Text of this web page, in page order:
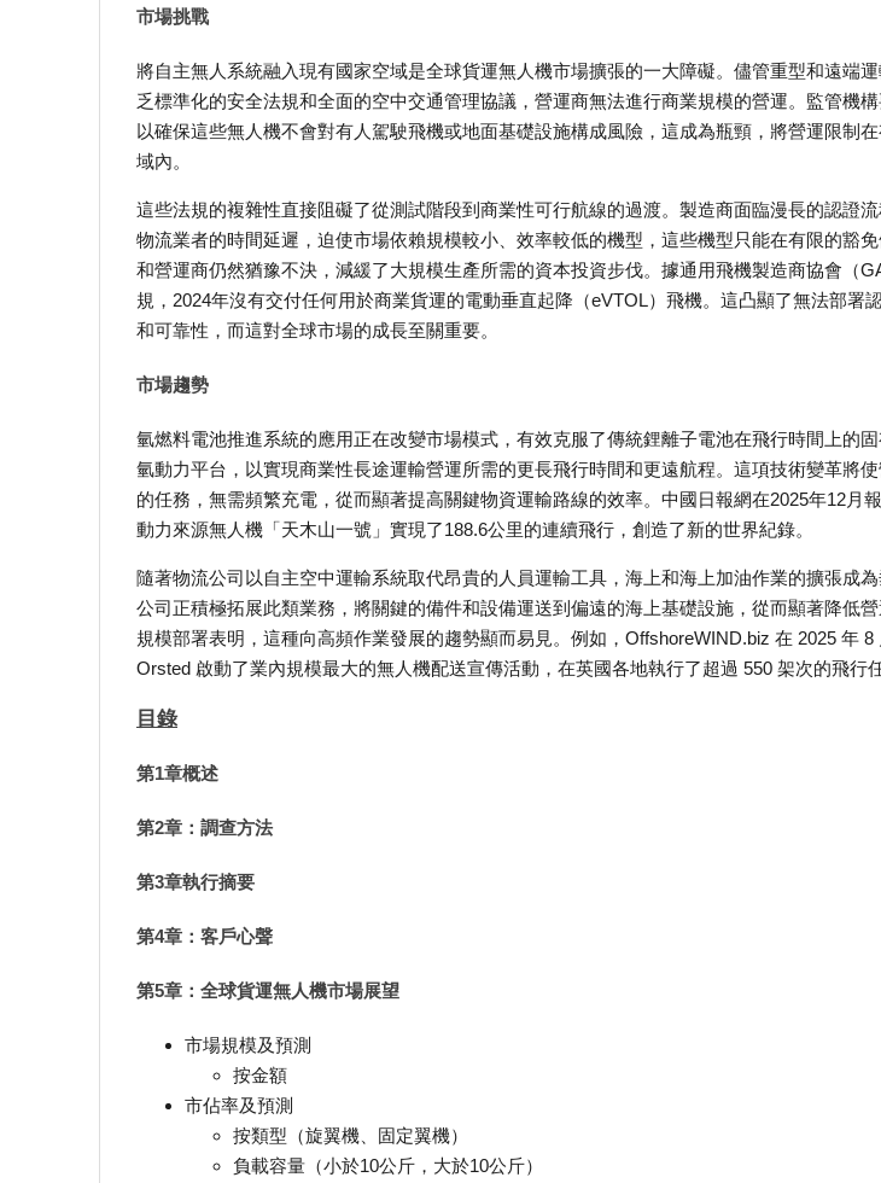
市場挑戰
將自主無人系統融入現有國家空域是全球貨運無人機市場擴張的一大障礙。儘管重型和遠端
乏標準化的安全法規和全面的空中交通管理協議，營運商無法進行商業規模的營運。監管機
以確保這些無人機不會對有人駕駛飛機或地面基礎設施構成風險，這成為瓶頸，將營運限制
域內。
這些法規的複雜性直接阻礙了從測試階段到商業性可行航線的過渡。製造商面臨漫長的認證
物流業者的時間延遲，迫使市場依賴規模較小、效率較低的機型，這些機型只能在有限的豁
和營運商仍然猶豫不決，減緩了大規模生產所需的資本投資步伐。據通用飛機製造商協會（
規，2024年沒有交付任何用於商業貨運的電動垂直起降（eVTOL）飛機。這凸顯了無法部署
和可靠性，而這對全球市場的成長至關重要。
市場趨勢
氫燃料電池推進系統的應用正在改變市場模式，有效克服了傳統鋰離子電池在飛行時間上的
氫動力平台，以實現商業性長途運輸營運所需的更長飛行時間和更遠航程。這項技術變革將
的任務，無需頻繁充電，從而顯著提高關鍵物資運輸路線的效率。中國日報網在2025年12月
動力來源無人機「天木山一號」實現了188.6公里的連續飛行，創造了新的世界紀錄。
隨著物流公司以自主空中運輸系統取代昂貴的人員運輸工具，海上和海上加油作業的擴張成
公司正積極拓展此類業務，將關鍵的備件和設備運送到偏遠的海上基礎設施，從而顯著降低
規模部署表明，這種向高頻作業發展的趨勢顯而易見。例如，OffshoreWIND.biz 在 2025 年 8
Orsted 啟動了業內規模最大的無人機配送宣傳活動，在英國各地執行了超過 550 架次的飛行
目錄
第1章概述
第2章：調查方法
第3章執行摘要
第4章：客戶心聲
第5章：全球貨運無人機市場展望
市場規模及預測
按金額
市佔率及預測
按類型（旋翼機、固定翼機）
負載容量（小於10公斤，大於10公斤）